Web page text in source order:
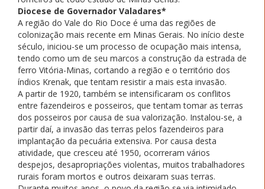
Diocese de Governador Valadares*
A região do Vale do Rio Doce é uma das regiões de
colonização mais recente em Minas Gerais. No início deste
século, iniciou-se um processo de ocupação mais intensa,
tendo como um de seu marcos a construção da estrada de
ferro Vitória-Minas, cortando a região e o território dos
índios Krenak, que tentam resistir a mais esta invasão.
A partir de 1920, também se intensificaram os conflitos
entre fazendeiros e posseiros, que tentam tomar as terras
dos posseiros por causa de sua valorização. Instalou-se, a
partir daí, a invasão das terras pelos fazendeiros para
implantação da pecuária extensiva. Por causa desta
atividade, que cresceu até 1950, ocorreram vários
despejos, desapropriações violentas, muitos trabalhadores
rurais foram mortos e outros deixaram suas terras.